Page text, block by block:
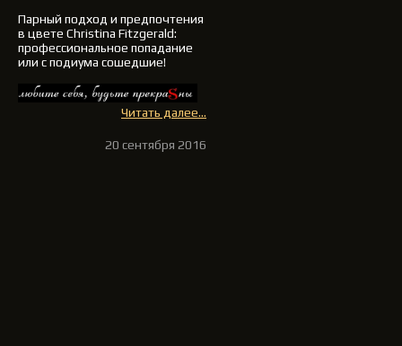
Парный подход и предпочтения
в цвете Christina Fitzgerald:
профессиональное попадание
или с подиума сошедшие!
Читать далее...
20 сентября 2016